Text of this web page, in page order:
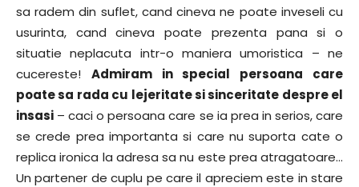
sa radem din suflet, cand cineva ne poate inveseli cu
usurinta, cand cineva poate prezenta pana si o
situatie neplacuta intr-o maniera umoristica – ne
cucereste! Admiram in special persoana care
poate sa rada cu lejeritate si sinceritate despre el
insasi – caci o persoana care se ia prea in serios, care
se crede prea importanta si care nu suporta cate o
replica ironica la adresa sa nu este prea atragatoare…
Un partener de cuplu pe care il apreciem este in stare